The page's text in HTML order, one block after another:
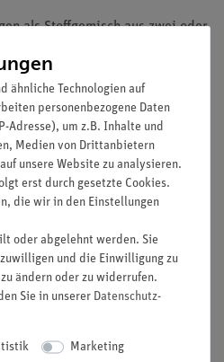
als Stoffgemisch aus zwei oder
(z.B. durch Filtrieren) in
zur Demonstration der
getrennt. Dafür gibt man zu
Salz und Sand etwas Wasser
durch einen
im Filter während die Lösung
passiert und im
wird.
zur Demonstration
der Gemischtrennung Eisenspäne
im Schulversuch bereits die
ähnliche Technologien auf
personenbezogene Daten
Adresse), um z.B. Inhalte und
Medien von Drittanbietern
unsere Website zu analysieren.
erst durch gesetzte Cookies.
die wir in den Einstellungen
oder abgelehnt werden. Sie
und die Einwilligung zu
ändern oder zu widerrufen.
Sie in unserer Daten­schutz­
Marketing